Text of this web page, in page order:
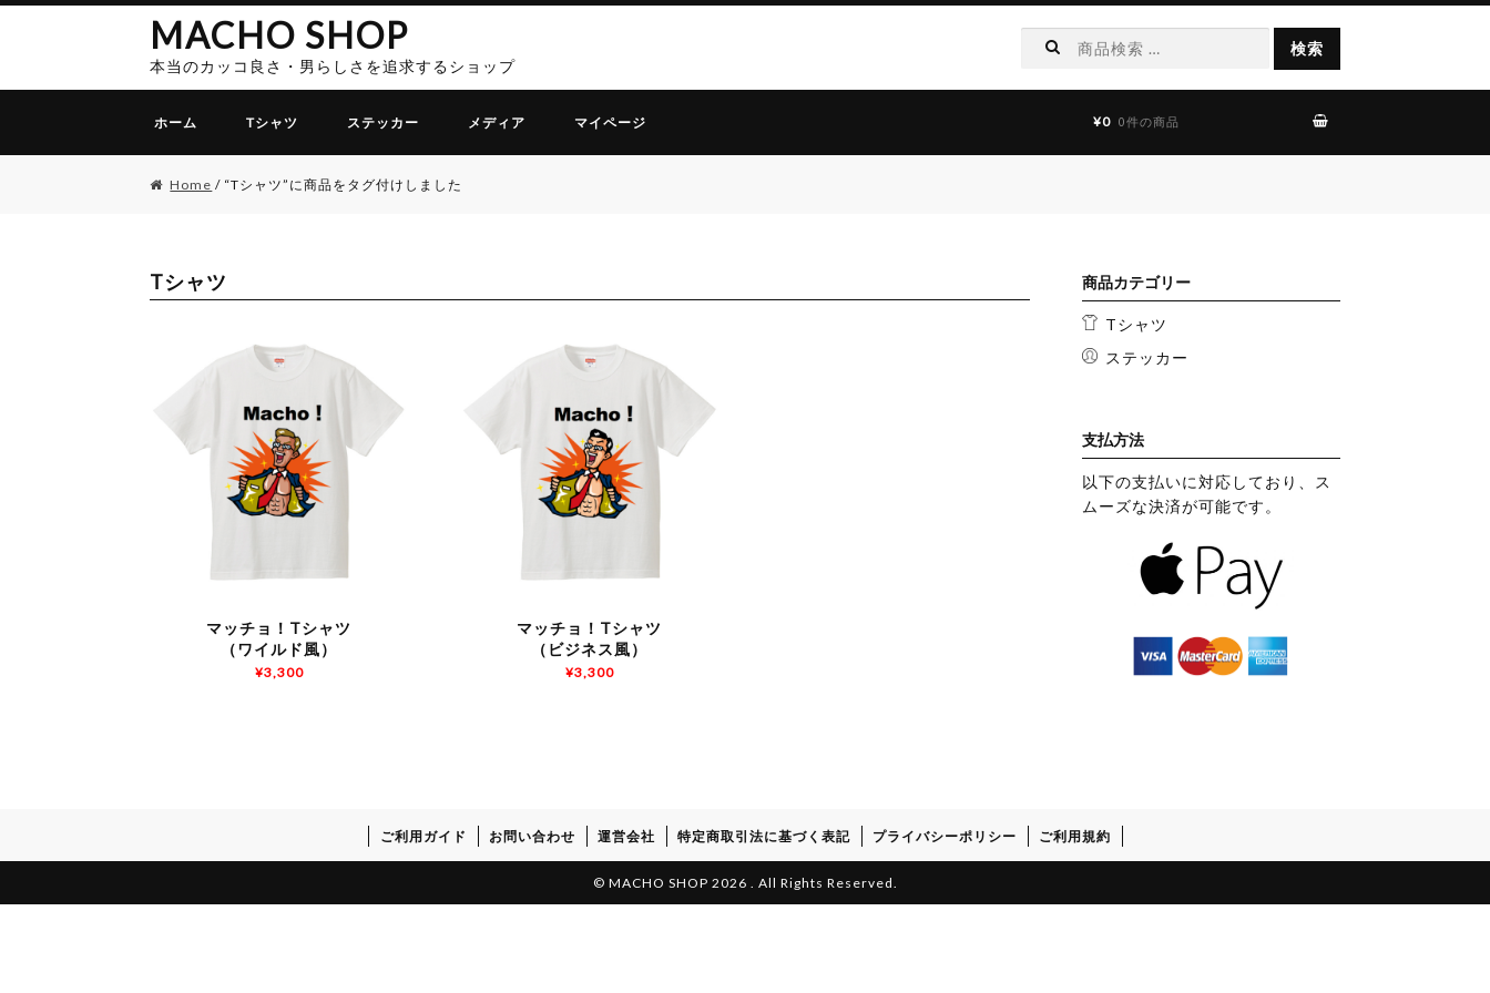
ナ
ビ
ゲ
ー
ン
キ
ッ
コ
ン
テ
ン
ス
プ
MACHO SHOP
本当のカッコ良さ・男らしさを追求するショップ
結
検索
ホーム Tシャツ ステッカー メディア マイページ ¥0 0件の商品
Home / “Tシャツ”に商品をタグ付けしました
Tシャツ
マッチョ！Tシャツ
（ワイルド風）
¥3,300
マッチョ！Tシャツ
（ビジネス風）
¥3,300
商品カテゴリー
Tシャツ
ステッカー
支払方法
以下の支払いに対応しており、ス
ムーズな決済が可能です。
ご利用ガイド お問い合わせ 運営会社 特定商取引法に基づく表記 プライバシーポリシー ご利用規約
© MACHO SHOP 2026 . All Rights Reserved.